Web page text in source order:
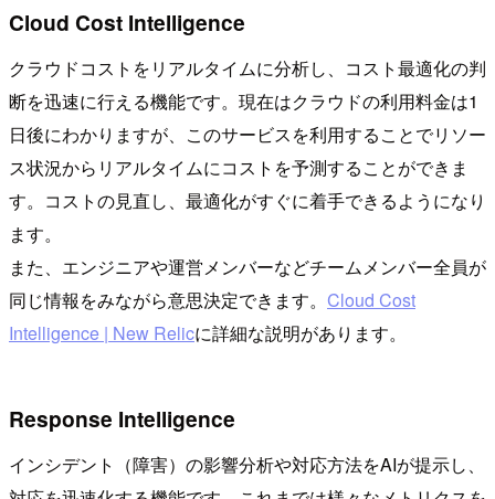
Cloud Cost Intelligence
クラウドコストをリアルタイムに分析し、コスト最適化の判
断を迅速に行える機能です。現在はクラウドの利用料金は1
日後にわかりますが、このサービスを利用することでリソー
ス状況からリアルタイムにコストを予測することができま
す。コストの見直し、最適化がすぐに着手できるようになり
ます。
また、エンジニアや運営メンバーなどチームメンバー全員が
同じ情報をみながら意思決定できます。 Cloud Cost
Intelligence | New Relicに詳細な説明があります。
Response Intelligence
インシデント（障害）の影響分析や対応方法をAIが提示し、